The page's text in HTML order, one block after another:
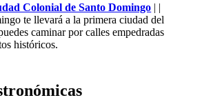
Colonial de Santo Domingo | |
te llevará a la primera ciudad del
caminar por calles empedradas
históricos.